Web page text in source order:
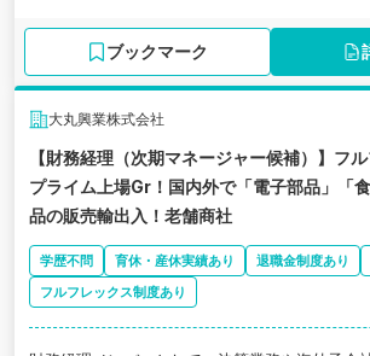
ブックマーク
大丸興業株式会社
【財務経理（次期マネージャー候補）】フ
プライム上場Gr！国内外で「電子部品」「
品の販売輸出入！老舗商社
学歴不問 育休・産休実績あり 退職金制度あり
フルフレックス制度あり